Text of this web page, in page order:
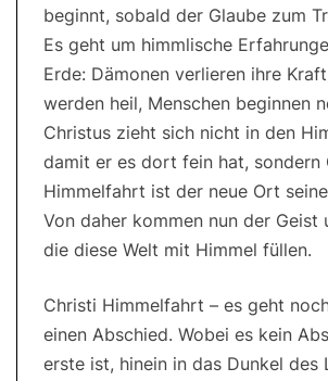
beginnt, sobald der Glaube zum
Es geht um himmlische
Erde: Dämonen verlieren ihre
werden heil, Menschen beginnen
Christus zieht sich nicht in den
damit er es dort fein hat, sondern
Himmelfahrt ist der neue Ort
Von daher kommen nun der Geist
die diese Welt mit Himmel füllen.
Christi Himmelfahrt – es geht
einen Abschied. Wobei es kein
erste ist, hinein in das Dunkel des